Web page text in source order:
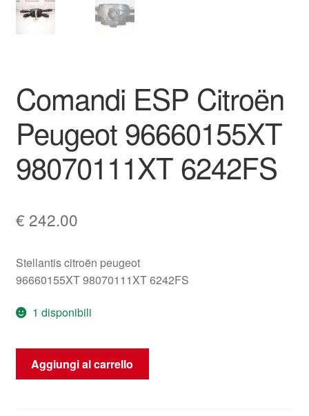
Spedizione in tutto il mondo
Comandi ESP Citroën
Peugeot 96660155XT
98070111XT 6242FS
€ 242.00
Stellantis citroën peugeot
96660155XT 98070111XT 6242FS
1 disponibili
Comandi
ESP
Aggiungi al carrello